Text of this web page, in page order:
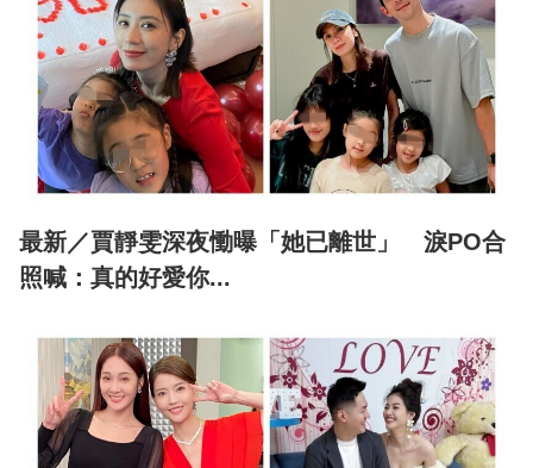
最新／賈靜雯深夜慟曝「她已離世」 淚PO合
照喊：真的好愛你...